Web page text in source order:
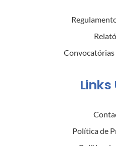
Convocatórias
Links
Política de